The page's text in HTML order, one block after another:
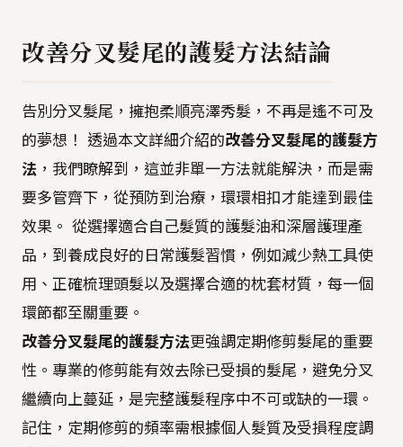
改善分叉髮尾的護髮方法結論
告別分叉髮尾，擁抱柔順亮澤秀髮，不再是遙不可及
的夢想！ 透過本文詳細介紹的改善分叉髮尾的護髮方
法 ，我們瞭解到，這並非單一方法就能解決，而是需
要多管齊下，從預防到治療，環環相扣才能達到最佳
效果。 從選擇適合自己髮質的護髮油和深層護理產
品，到養成良好的日常護髮習慣，例如減少熱工具使
用、正確梳理頭髮以及選擇合適的枕套材質，每一個
環節都至關重要。
改善分叉髮尾的護髮方法更強調定期修剪髮尾的重要
性。專業的修剪能有效去除已受損的髮尾，避免分叉
繼續向上蔓延，是完整護髮程序中不可或缺的一環。
記住，定期修剪的頻率需根據個人髮質及受損程度調